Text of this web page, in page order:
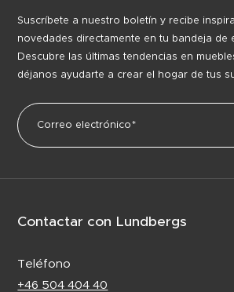
Suscríbete a nuestro boletín y recibe
novedades directamente en tu bandeja de
Descubre las últimas tendencias en
déjanos ayudarte a crear el hogar de tus
Contactar con Lundbergs
Teléfono
+46 504 404 40